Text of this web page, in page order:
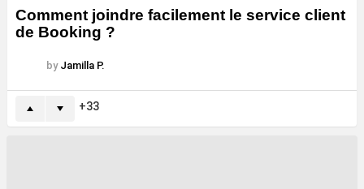
Comment joindre facilement le service client
de Booking ?
by Jamilla P.
33